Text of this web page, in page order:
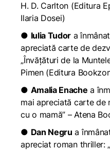
H. D. Carlton (Editura
Ilaria Dosei)
● Iulia Tudor a
apreciată carte de
„Învățături de la
Pimen (Editura
● Amalia Enache a
mai apreciată carte de
cu o mamă” – Atena
● Dan Negru a
apreciat roman thriller: